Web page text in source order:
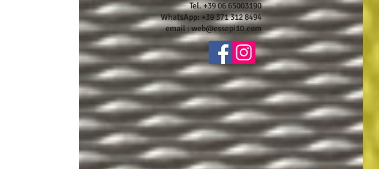
Tel. +39 06 65003190
WhatsApp: +39 371 312 8494
email :web@essepi10.com